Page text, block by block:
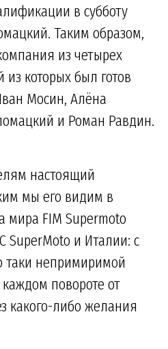
в субботу
Таким образом,
из четырех
которых был готов
Мосин, Алёна
и Роман Равдин.
настоящий
мы его видим в
мира FIM Supermoto
SuperMoto и Италии: с
таки непримиримой
повороте от
какого-либо желания